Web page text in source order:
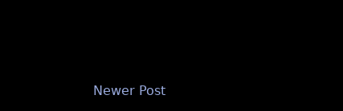
Newer Post